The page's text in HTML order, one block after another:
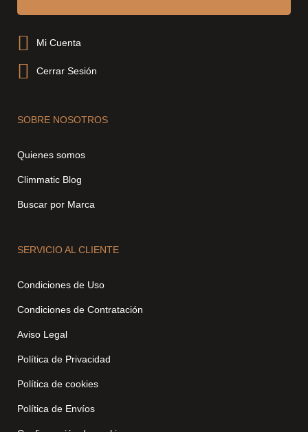
Mi Cuenta
Cerrar Sesión
SOBRE NOSOTROS
Quienes somos
Climmatic Blog
Buscar por Marca
SERVICIO AL CLIENTE
Condiciones de Uso
Condiciones de Contratación
Aviso Legal
Política de Privacidad
Política de cookies
Política de Envíos